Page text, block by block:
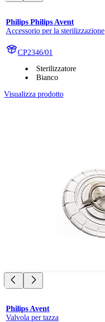
Philips Philips Avent
Accessorio per la sterilizzazione
CP2346/01
Sterilizzatore
Bianco
Visualizza prodotto
Philips Avent
Valvola per tazza